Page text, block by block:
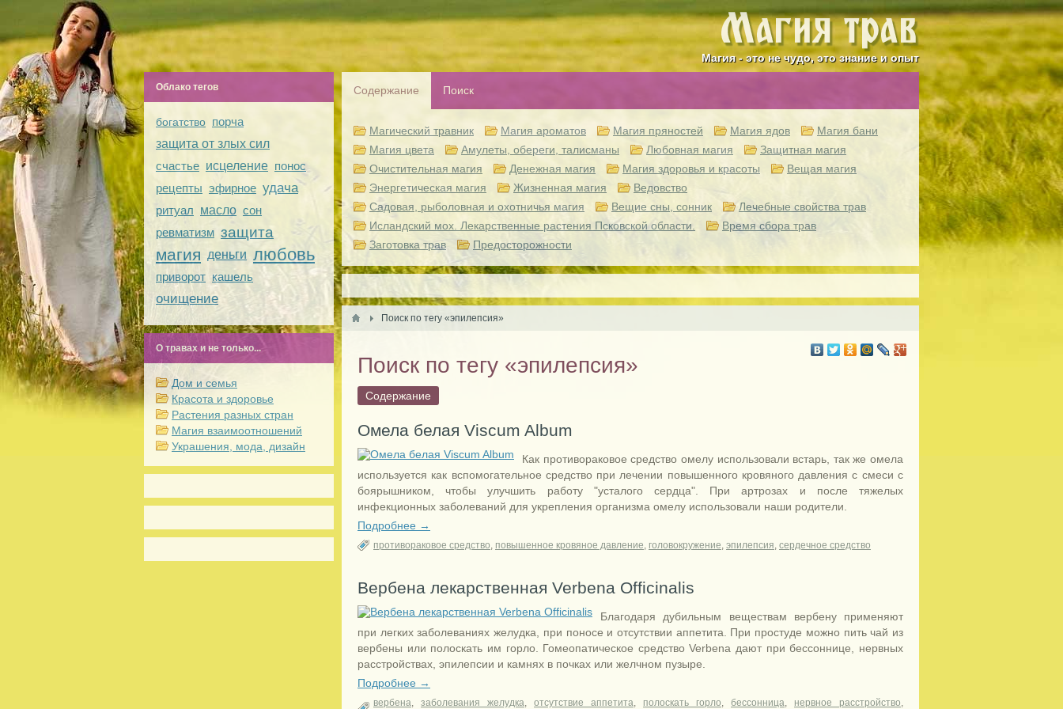
Магия - это не чудо, это знание и опыт
Содержание Поиск
Магический травник Магия ароматов Магия пряностей Магия ядов
Магия бани
Магия цвета
Амулеты, обереги, талисманы Любовная магия
Защитная магия
Очистительная магия
Денежная магия Магия здоровья и красоты
Вещая магия
Энергетическая магия
Жизненная магия
Ведовство
Садовая, рыболовная и охотничья магия
Вещие сны, сонник
Лечебные свойства трав
Исландский мох. Лекарственные растения Псковской области.
Время сбора трав
Заготовка трав
Предосторожности
Поиск по тегу «эпилепсия»
Поиск по тегу «эпилепсия»
Содержание
Омела белая Viscum Album
Как противораковое средство омелу использовали встарь, так же омела
используется как вспомогательное средство при лечении повышенного кровяного давления с смеси с
боярышником, чтобы улучшить работу "усталого сердца". При артрозах и после тяжелых
инфекционных заболеваний для укрепления организма омелу использовали наши родители.
Подробнее →
противораковое средство, повышенное кровяное давление, головокружение, эпилепсия, сердечное средство
Вербена лекарственная Verbena Officinalis
Благодаря дубильным веществам вербену применяют
при легких заболеваниях желудка, при поносе и отсутствии аппетита. При простуде можно пить чай из
вербены или полоскать им горло. Гомеопатическое средство Verbena дают при бессоннице, нервных
расстройствах, эпилепсии и камнях в почках или желчном пузыре.
Подробнее →
вербена, заболевания желудка, отсутствие аппетита, полоскать горло, бессонница, нервное расстройство,
Облако тегов
богатство порча
защита от злых сил
счастье исцеление понос
рецепты эфирное удача
ритуал масло сон
ревматизм защита
магия деньги любовь
приворот кашель
очищение
О травах и не только...
Дом и семья
Красота и здоровье
Растения разных стран
Магия взаимоотношений
Украшения, мода, дизайн